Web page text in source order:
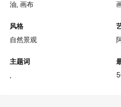
油,画布
风格
自然景观
主题词